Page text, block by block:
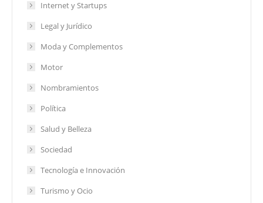
Internet y Startups
Legal y Jurídico
Moda y Complementos
Motor
Nombramientos
Política
Salud y Belleza
Sociedad
Tecnología e Innovación
Turismo y Ocio